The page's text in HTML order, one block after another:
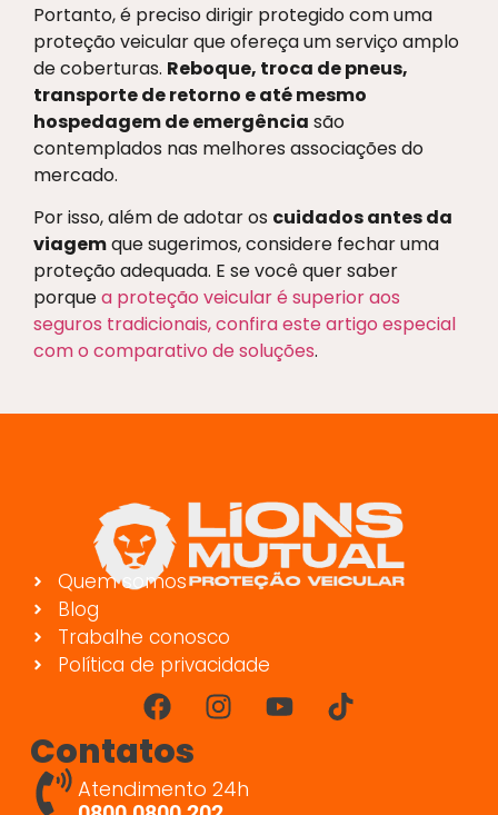
Portanto, é preciso dirigir protegido com uma
proteção veicular que ofereça um serviço amplo
de coberturas. Reboque, troca de pneus,
transporte de retorno e até mesmo
hospedagem de emergência são
contemplados nas melhores associações do
mercado.
Por isso, além de adotar os cuidados antes da
viagemque sugerimos, considere fechar uma
proteção adequada. E se você quer saber
porquea proteção veicular é superior aos
seguros tradicionais, confira este artigo especial
com o comparativo de soluções.
Quem somos
Blog
Trabalhe conosco
Política de privacidade
Contatos
Atendimento 24h